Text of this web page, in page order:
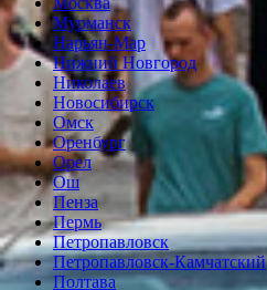
Мурманск
Нарьян-Мар
Нижний Новгород
Николаев
Новосибирск
Омск
Оренбург
Орел
Ош
Пенза
Пермь
Петропавловск
Петропавловск-Камчатский
Полтава